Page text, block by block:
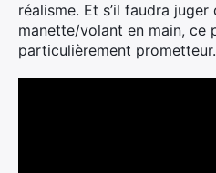
réalisme. Et s’il faudra juger
manette/volant en main, ce
particulièrement